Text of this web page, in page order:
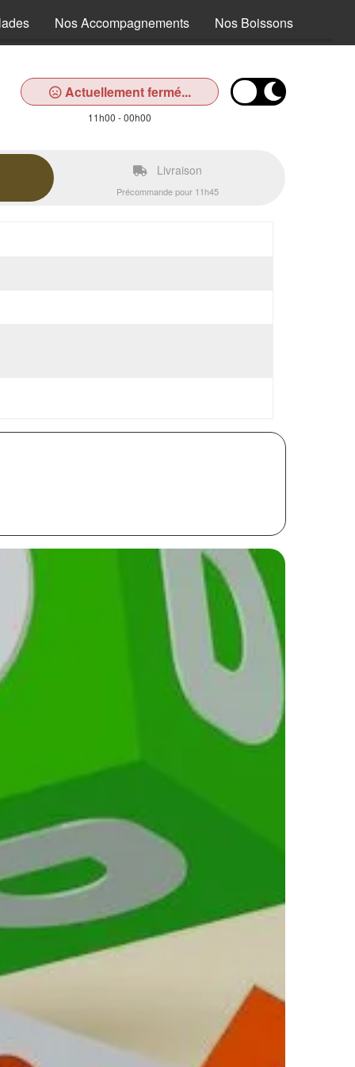
Nos Accompagnements Nos Boissons
Actuellement fermé...
11h00 - 00h00
Livraison
Précommande pour 11h45